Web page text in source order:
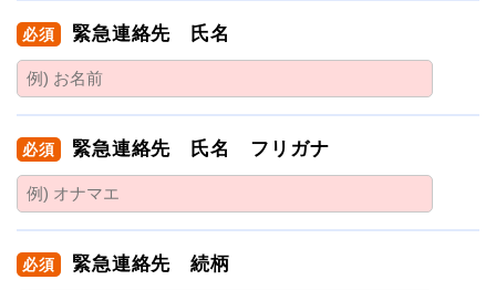
必須 緊急連絡先 氏名
必須 緊急連絡先 氏名 フリガナ
必須 緊急連絡先 続柄